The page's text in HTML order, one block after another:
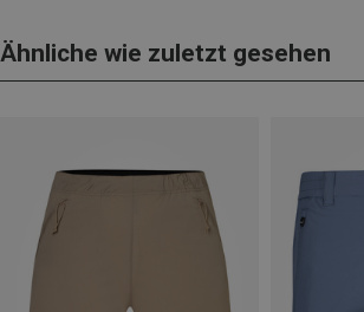
Ähnliche wie zuletzt gesehen